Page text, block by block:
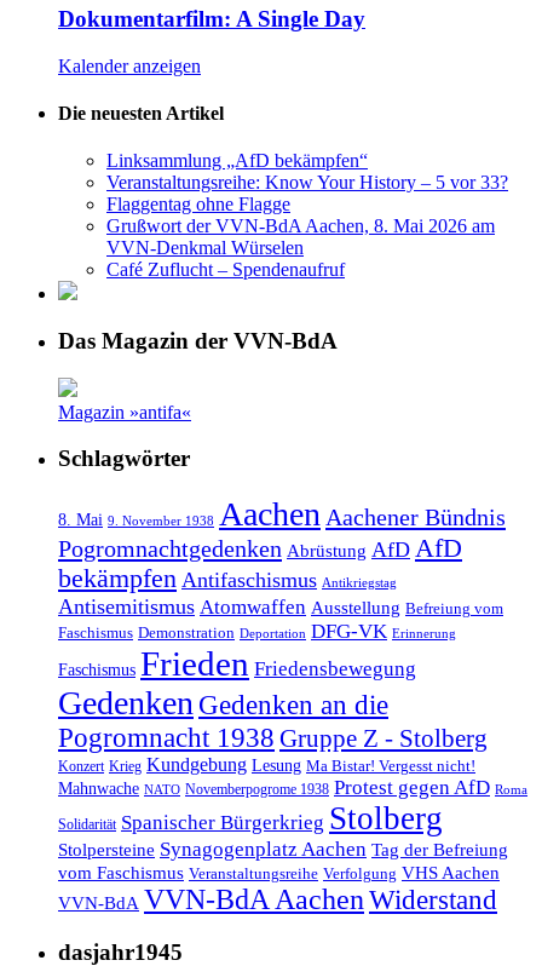
Dokumentarfilm: A Single Day
Kalender anzeigen
Die neuesten Artikel
Linksammlung „AfD bekämpfen“
Veranstaltungsreihe: Know Your History – 5 vor 33?
Flaggentag ohne Flagge
Grußwort der VVN-BdA Aachen, 8. Mai 2026 am
VVN-Denkmal Würselen
Café Zuflucht – Spendenaufruf
Das Magazin der VVN-BdA
Magazin »antifa«
Schlagwörter
8. Mai 9. November 1938 Aachen Aachener Bündnis
Pogromnachtgedenken Abrüstung AfD AfD
bekämpfen Antifaschismus Antikriegstag
Antisemitismus Atomwaffen Ausstellung Befreiung vom
Faschismus Demonstration Deportation DFG-VK Erinnerung
Faschismus Frieden Friedensbewegung
Gedenken Gedenken an die
Pogromnacht 1938 Gruppe Z - Stolberg
Konzert Krieg Kundgebung Lesung Ma Bistar! Vergesst nicht!
Mahnwache NATO Novemberpogrome 1938 Protest gegen AfD Roma
Solidarität Spanischer Bürgerkrieg Stolberg
Stolpersteine Synagogenplatz Aachen Tag der Befreiung
vom Faschismus Veranstaltungsreihe Verfolgung VHS Aachen
VVN-BdA VVN-BdA AachenWiderstand
dasjahr1945